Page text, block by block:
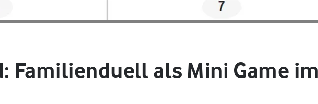
Familienduell als Mini Game im